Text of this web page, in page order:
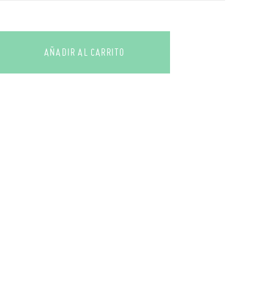
AÑADIR AL CARRITO
son GRATIS y puedes realizarlos